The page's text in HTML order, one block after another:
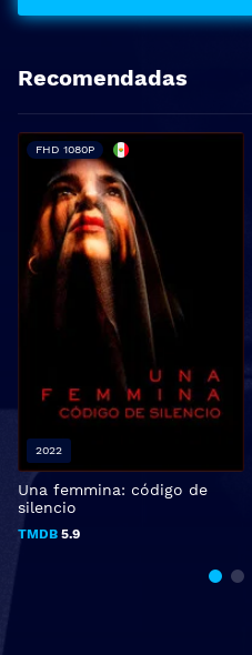
Recomendadas
Una femmina: código de
silencio
TMDB 5.9
FHD 1080P
2022